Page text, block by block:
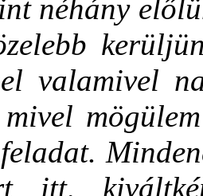
néhány
valamivel
itt,